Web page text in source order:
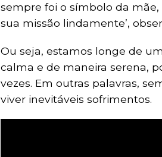
sempre foi o símbolo da
sua missão lindamente’,
Ou seja, estamos longe de
calma e de maneira serena,
vezes. Em outras palavras,
viver inevitáveis sofrimentos.